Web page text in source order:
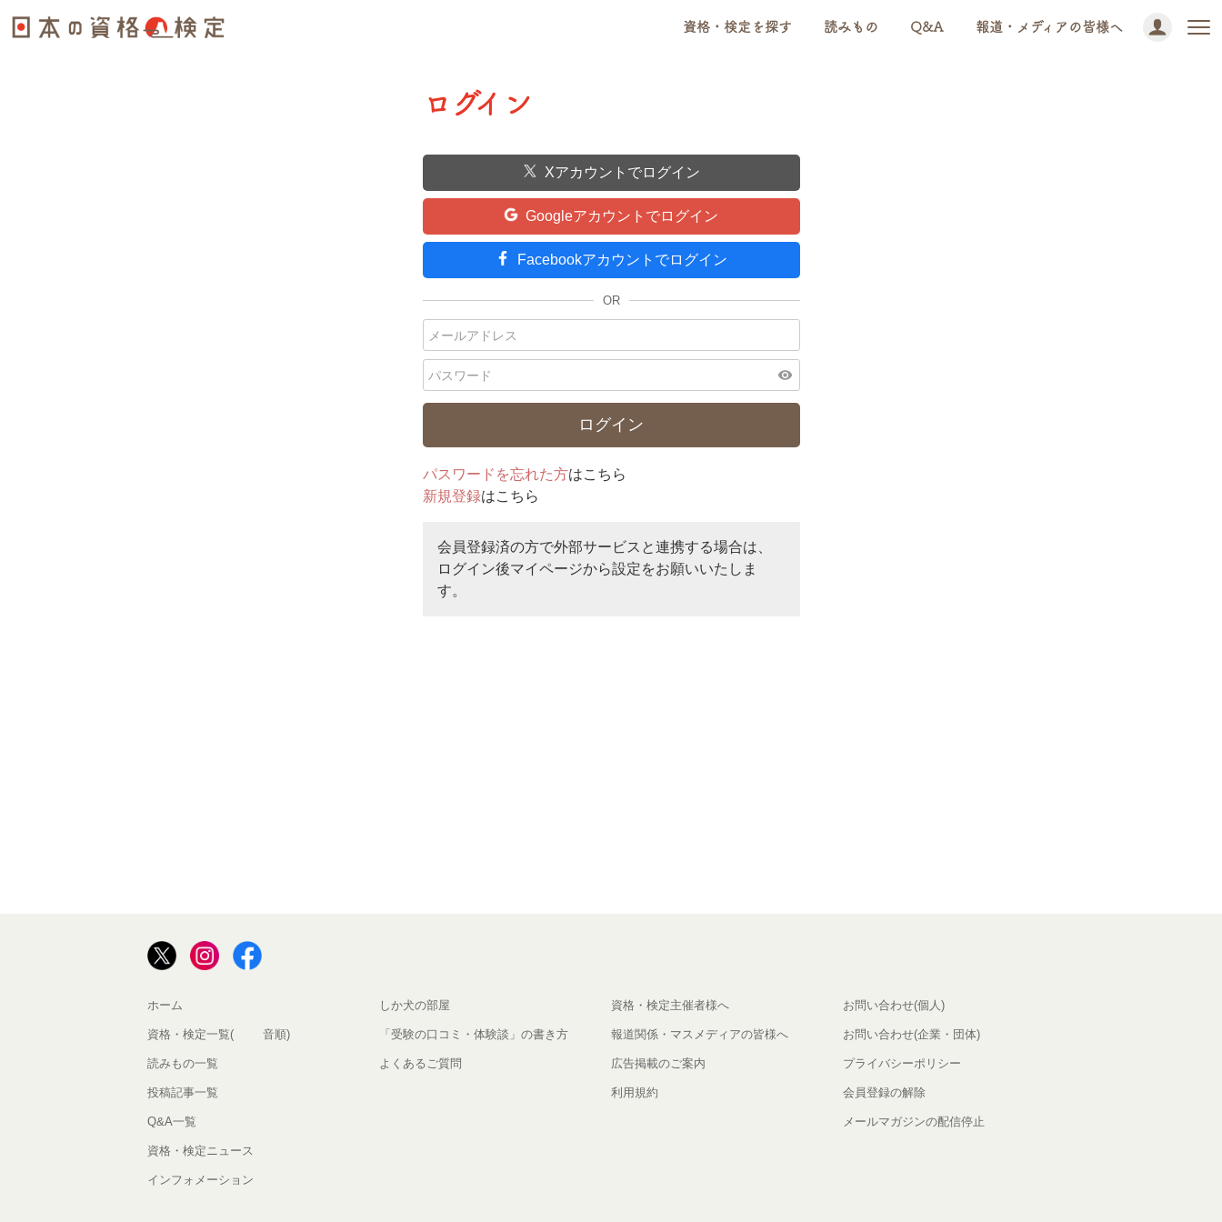
資格・検定を探す 読みもの Q&A 報道・メディアの皆様へ
ログイン
Xアカウントでログイン
Googleアカウントでログイン
Facebookアカウントでログイン
visibility
パスワードを忘れた方はこちら
新規登録はこちら
会員登録済の方で外部サービスと連携する場合は、
ログイン後マイページから設定をお願いいたしま
す。
ホーム
資格・検定一覧(50音順)
読みもの一覧
投稿記事一覧
Q&A一覧
資格・検定ニュース
インフォメーション
しか犬の部屋
「受験の口コミ・体験談」の書き方
よくあるご質問
資格・検定主催者様へ
報道関係・マスメディアの皆様へ
広告掲載のご案内
利用規約
お問い合わせ(個人)
お問い合わせ(企業・団体)
プライバシーポリシー
会員登録の解除
メールマガジンの配信停止